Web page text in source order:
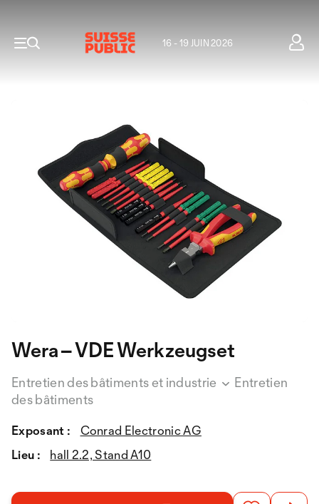
16 - 19 JUIN 2026
Wera – VDE Werkzeugset
Entretien des bâtiments et industrie
Entretien
des bâtiments
Exposant :
Conrad Electronic AG
Lieu :
hall 2.2, Stand A10